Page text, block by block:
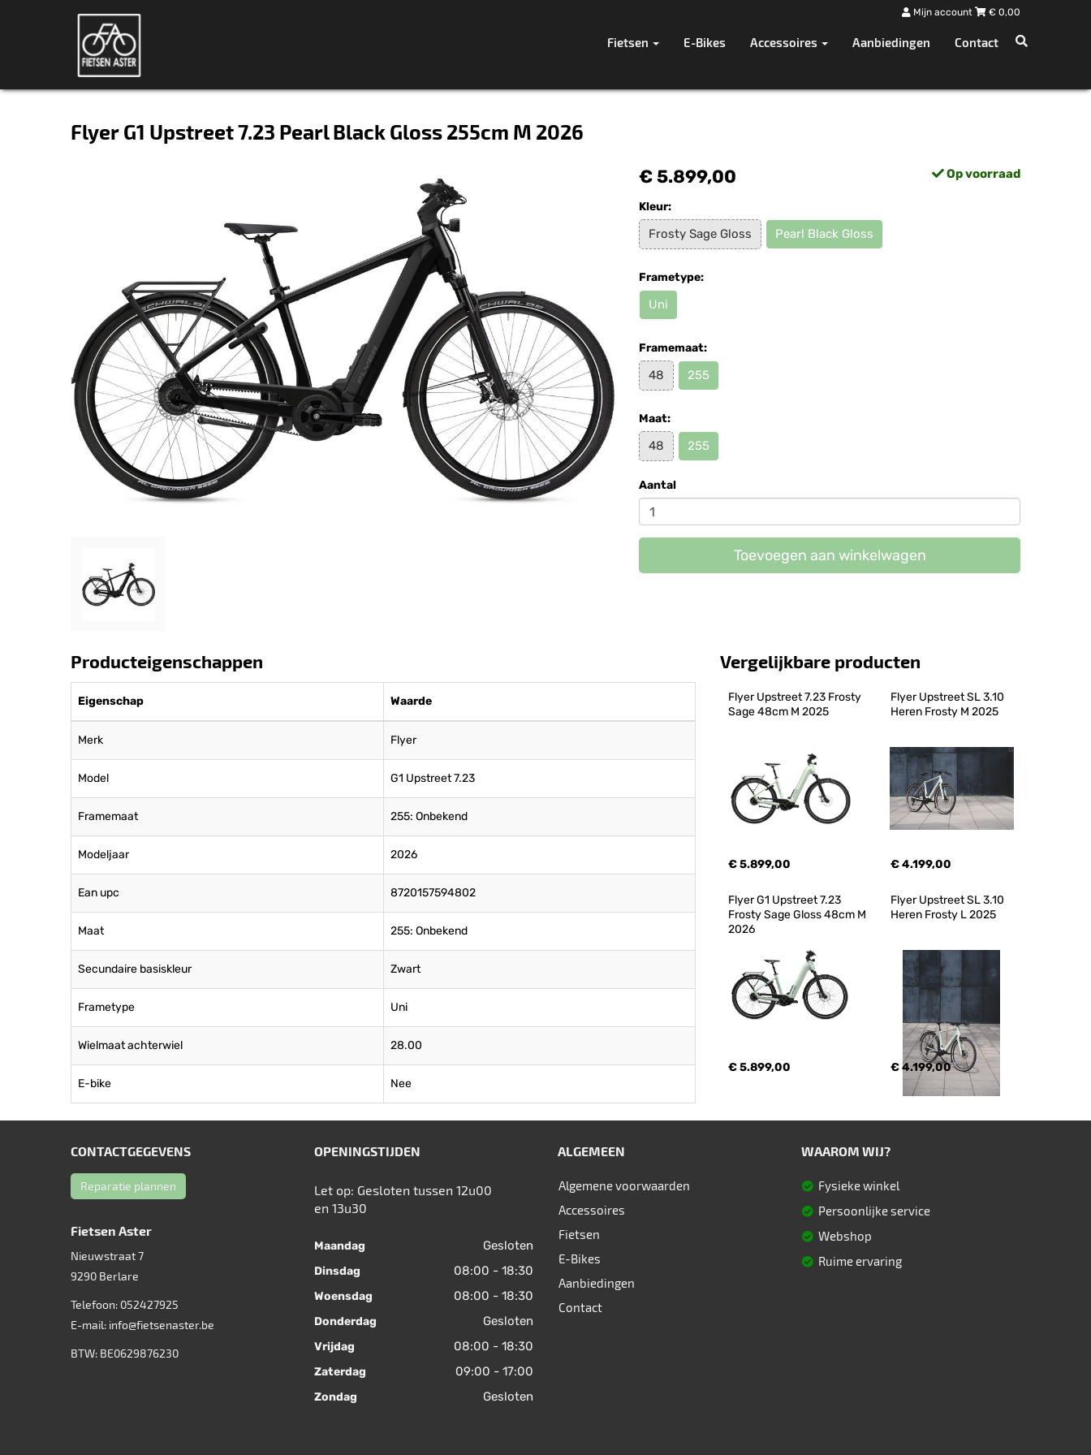
Mijn account € 0,00
Fietsen E-Bikes Accessoires Aanbiedingen Contact
Flyer G1 Upstreet 7.23 Pearl Black Gloss 255cm M 2026
€ 5.899,00 Op voorraad
Kleur:
Frosty Sage Gloss Pearl Black Gloss
Frametype:
Uni
Framemaat:
48 255
Maat:
48 255
Aantal
Toevoegen aan winkelwagen
Producteigenschappen
Eigenschap Waarde
Merk Flyer
Model G1 Upstreet 7.23
Framemaat 255: Onbekend
Modeljaar 2026
Ean upc 8720157594802
Maat 255: Onbekend
Secundaire basiskleur Zwart
Frametype Uni
Wielmaat achterwiel 28.00
E-bike Nee
Vergelijkbare producten
Flyer Upstreet 7.23 Frosty
Sage 48cm M 2025
€ 5.899,00
Flyer Upstreet SL 3.10
Heren Frosty M 2025
€ 4.199,00
Flyer G1 Upstreet 7.23
Frosty Sage Gloss 48cm M
2026
€ 5.899,00
Flyer Upstreet SL 3.10
Heren Frosty L 2025
€ 4.199,00
CONTACTGEGEVENS
Reparatie plannen
Fietsen Aster
Nieuwstraat 7
9290 Berlare
Telefoon: 052427925
E-mail: info@fietsenaster.be
BTW: BE0629876230
OPENINGSTIJDEN
Let op: Gesloten tussen 12u00
en 13u30
Maandag Gesloten
Dinsdag 08:00 - 18:30
Woensdag 08:00 - 18:30
Donderdag Gesloten
Vrijdag 08:00 - 18:30
Zaterdag 09:00 - 17:00
Zondag Gesloten
ALGEMEEN
Algemene voorwaarden
Accessoires
Fietsen
E-Bikes
Aanbiedingen
Contact
WAAROM WIJ?
Fysieke winkel
Persoonlijke service
Webshop
Ruime ervaring